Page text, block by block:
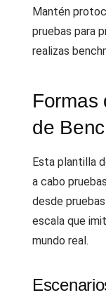
Mantén
pruebas para
realizas
Formas
de
Esta plantilla
a cabo
desde
escala que
mundo real.